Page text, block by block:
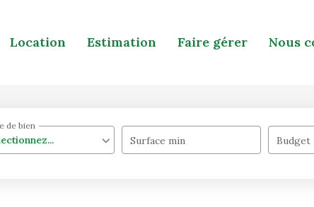
Location Estimation Faire gérer Nous
de bien
Surface min Budget